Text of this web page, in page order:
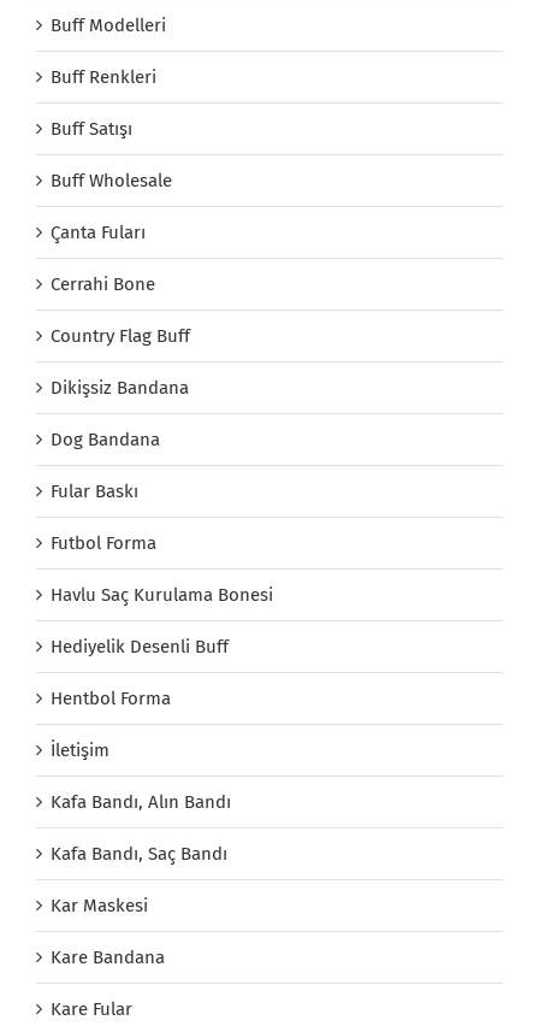
Buff Modelleri
Buff Renkleri
Buff Satışı
Buff Wholesale
Çanta Fuları
Cerrahi Bone
Country Flag Buff
Dikişsiz Bandana
Dog Bandana
Fular Baskı
Futbol Forma
Havlu Saç Kurulama Bonesi
Hediyelik Desenli Buff
Hentbol Forma
İletişim
Kafa Bandı, Alın Bandı
Kafa Bandı, Saç Bandı
Kar Maskesi
Kare Bandana
Kare Fular